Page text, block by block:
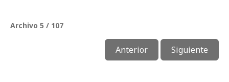
Archivo 5 / 107
Anterior Siguiente